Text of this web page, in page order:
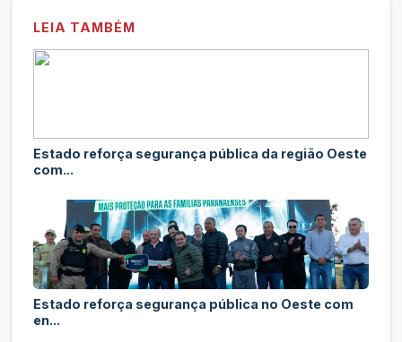
LEIA TAMBÉM
Estado reforça segurança pública da região Oeste
com...
Estado reforça segurança pública no Oeste com
en...